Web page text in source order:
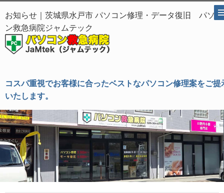
お知らせ｜茨城県水戸市 パソコン修理・データ復旧 パソコ
ン救急病院ジャムテック
コスパ重視でお客様に合ったベストなパソコン修理案をご提
いたします。